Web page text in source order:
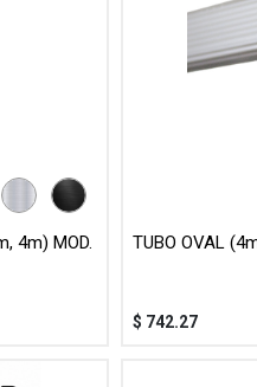
4m) MOD.
TUBO OVAL
$ 742.27